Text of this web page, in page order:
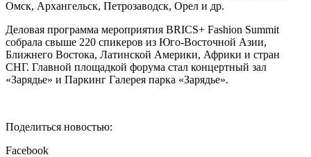
Омск, Архангельск, Петрозаводск, Орел и др.
Деловая программа мероприятия BRICS+ Fashion Summit
собрала свыше 220 спикеров из Юго-Восточной Азии,
Ближнего Востока, Латинской Америки, Африки и стран
СНГ. Главной площадкой форума стал концертный зал
«Зарядье» и Паркинг Галерея парка «Зарядье».
Поделиться новостью:
Facebook